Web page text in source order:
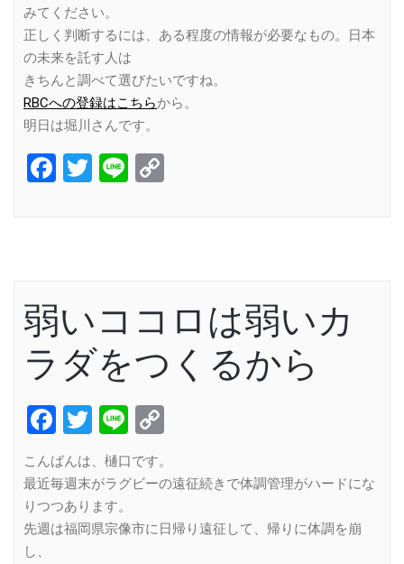
みてください。
正しく判断するには、ある程度の情報が必要なもの。日本
の未来を託す人は
きちんと調べて選びたいですね。
RBCへの登録はこちらから。
明日は堀川さんです。
Facebook
Twitter
Line
弱いココロは弱いカ
ラダをつくるから
Facebook
Twitter
Line
こんばんは、樋口です。
最近毎週末がラグビーの遠征続きで体調管理がハードにな
りつつあります。
先週は福岡県宗像市に日帰り遠征して、帰りに体調を崩
し、